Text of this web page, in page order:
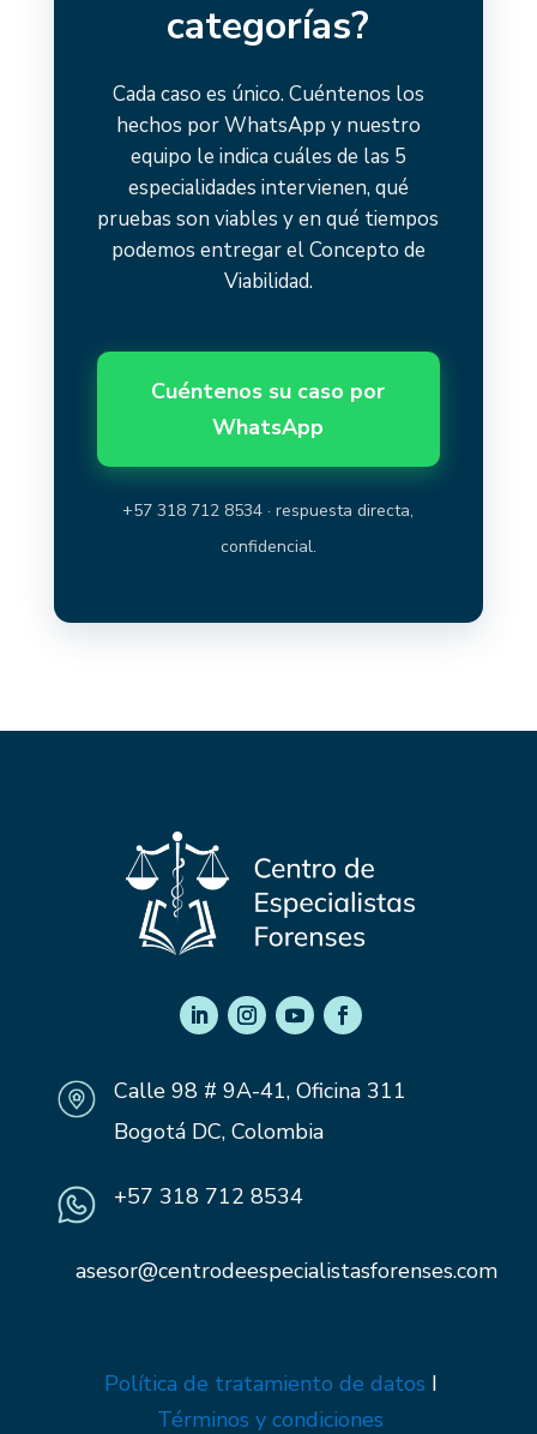
categorías?
Cada caso es único. Cuéntenos los
hechos por WhatsApp y nuestro
equipo le indica cuáles de las 5
especialidades intervienen, qué
pruebas son viables y en qué tiempos
podemos entregar el Concepto de
Viabilidad.
Cuéntenos su caso por
WhatsApp
+57 318 712 8534 · respuesta directa,
confidencial.
Calle 98 # 9A-41, Oficina 311
Bogotá DC, Colombia
+57 318 712 8534
asesor@centrodeespecialistasforenses.com
Política de tratamiento de datos I
Términos y condiciones